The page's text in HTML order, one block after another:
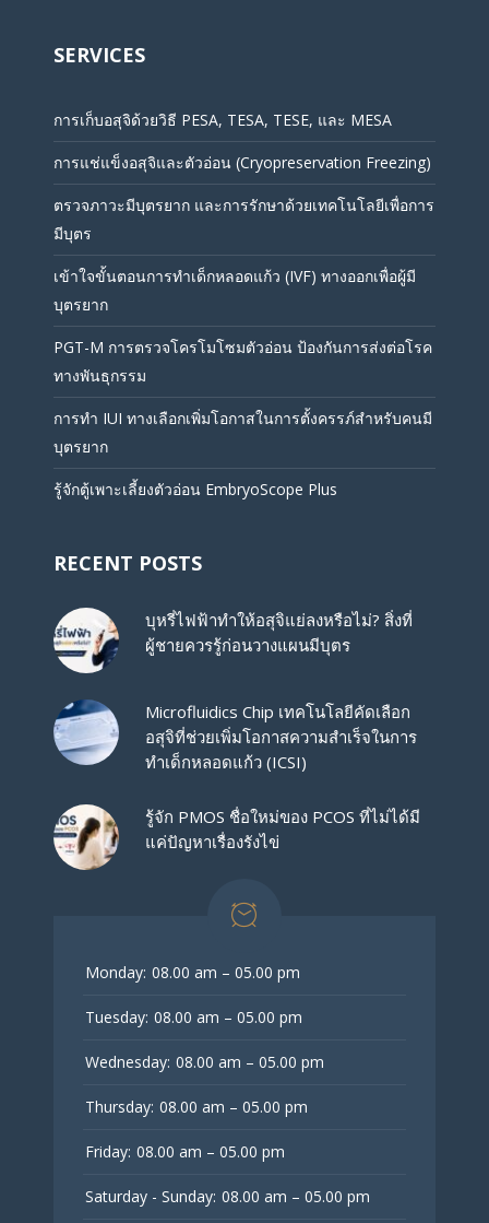
SERVICES
การเก็บอสุจิด้วยวิธี PESA, TESA, TESE, และ MESA
การแช่แข็งอสุจิและตัวอ่อน (Cryopreservation Freezing)
ตรวจภาวะมีบุตรยาก และการรักษาด้วยเทคโนโลยีเพื่อการ
มีบุตร
เข้าใจขั้นตอนการทำเด็กหลอดแก้ว (IVF) ทางออกเพื่อผู้มี
บุตรยาก
PGT-M การตรวจโครโมโซมตัวอ่อน ป้องกันการส่งต่อโรค
ทางพันธุกรรม
การทำ IUI ทางเลือกเพิ่มโอกาสในการตั้งครรภ์สำหรับคนมี
บุตรยาก
รู้จักตู้เพาะเลี้ยงตัวอ่อน EmbryoScope Plus
RECENT POSTS
บุหรี่ไฟฟ้าทำให้อสุจิแย่ลงหรือไม่? สิ่งที่
ผู้ชายควรรู้ก่อนวางแผนมีบุตร
Microfluidics Chip เทคโนโลยีคัดเลือก
อสุจิที่ช่วยเพิ่มโอกาสความสำเร็จในการ
ทำเด็กหลอดแก้ว (ICSI)
รู้จัก PMOS ชื่อใหม่ของ PCOS ที่ไม่ได้มี
แค่ปัญหาเรื่องรังไข่
Monday: 08.00 am – 05.00 pm
Tuesday: 08.00 am – 05.00 pm
Wednesday: 08.00 am – 05.00 pm
Thursday: 08.00 am – 05.00 pm
Friday: 08.00 am – 05.00 pm
Saturday - Sunday: 08.00 am – 05.00 pm